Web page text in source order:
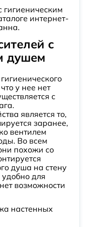
гигиеническим
интернет-
с
душем
у нее нет
с
является то,
заранее,
вентилем
Во всем
похожи со
душа на стену
удобно для
возможности
настенных